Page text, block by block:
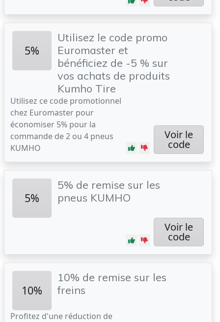
5%
Utilisez le code promo
Euromaster et
bénéficiez de -5 % sur
vos achats de produits
Kumho Tire
Utilisez ce code promotionnel
chez Euromaster pour
économiser 5% pour la
commande de 2 ou 4 pneus
KUMHO
Voir le
code
5%
5% de remise sur les
pneus KUMHO
Voir le
code
10%
10% de remise sur les
freins
Profitez d'une réduction de